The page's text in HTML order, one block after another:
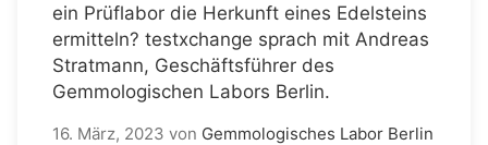
ein Prüflabor die Herkunft eines Edelsteins
ermitteln? testxchange sprach mit Andreas
Stratmann, Geschäftsführer des
Gemmologischen Labors Berlin.
16. März, 2023 von Gemmologisches Labor Berlin